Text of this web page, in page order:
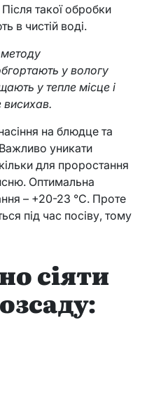
такої обробки
в чистій воді.
у вологу
у тепле місце і
висихав.
на блюдце та
уникати
для проростання
Оптимальна
– +20-23 °C. Проте
під час посіву, тому
сіяти